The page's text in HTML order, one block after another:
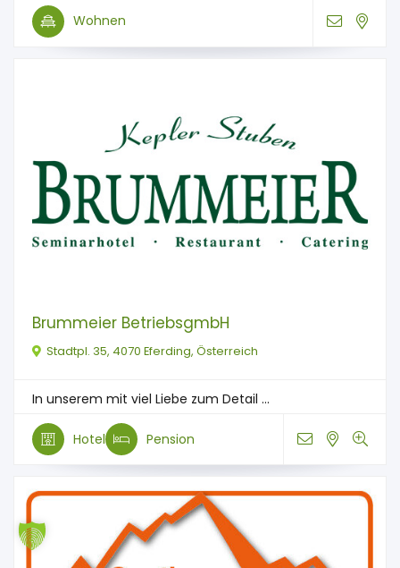
Wohnen
Brummeier BetriebsgmbH
Stadtpl. 35, 4070 Eferding, Österreich
In unserem mit viel Liebe zum Detail ...
Hotel Pension